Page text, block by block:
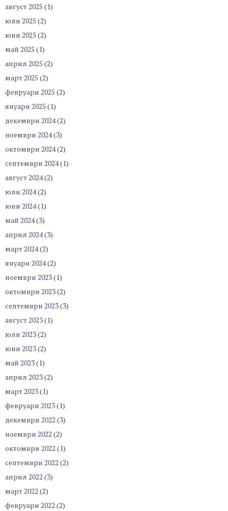
август 2025 (1)
юли 2025 (2)
юни 2025 (2)
май 2025 (1)
април 2025 (2)
март 2025 (2)
февруари 2025 (2)
януари 2025 (1)
декември 2024(2)
ноември 2024(3)
октомври 2024(2)
септември 2024(1)
август 2024(2)
юли 2024(2)
юни 2024(1)
май 2024(3)
април 2024(3)
март 2024(2)
януари 2024(2)
ноември 2023(1)
октомври 2023(2)
септември 2023(3)
август 2023(1)
юли 2023(2)
юни 2023(2)
май 2023(1)
април 2023(2)
март 2023(1)
февруари 2023(1)
декември 2022 (3)
ноември 2022 (2)
октомври 2022 (1)
септември 2022 (2)
април 2022 (3)
март 2022 (2)
февруари 2022 (2)